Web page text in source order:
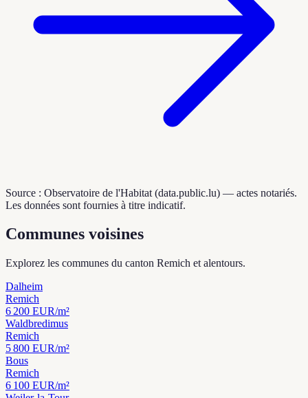
Source : Observatoire de l'Habitat (data.public.lu) — actes notariés.
Les données sont fournies à titre indicatif.
Communes voisines
Explorez les communes du canton Remich et alentours.
Dalheim
Remich
6 200 EUR/m²
Waldbredimus
Remich
5 800 EUR/m²
Bous
Remich
6 100 EUR/m²